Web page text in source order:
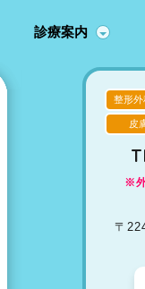
診療案内
整形外
皮
※
〒